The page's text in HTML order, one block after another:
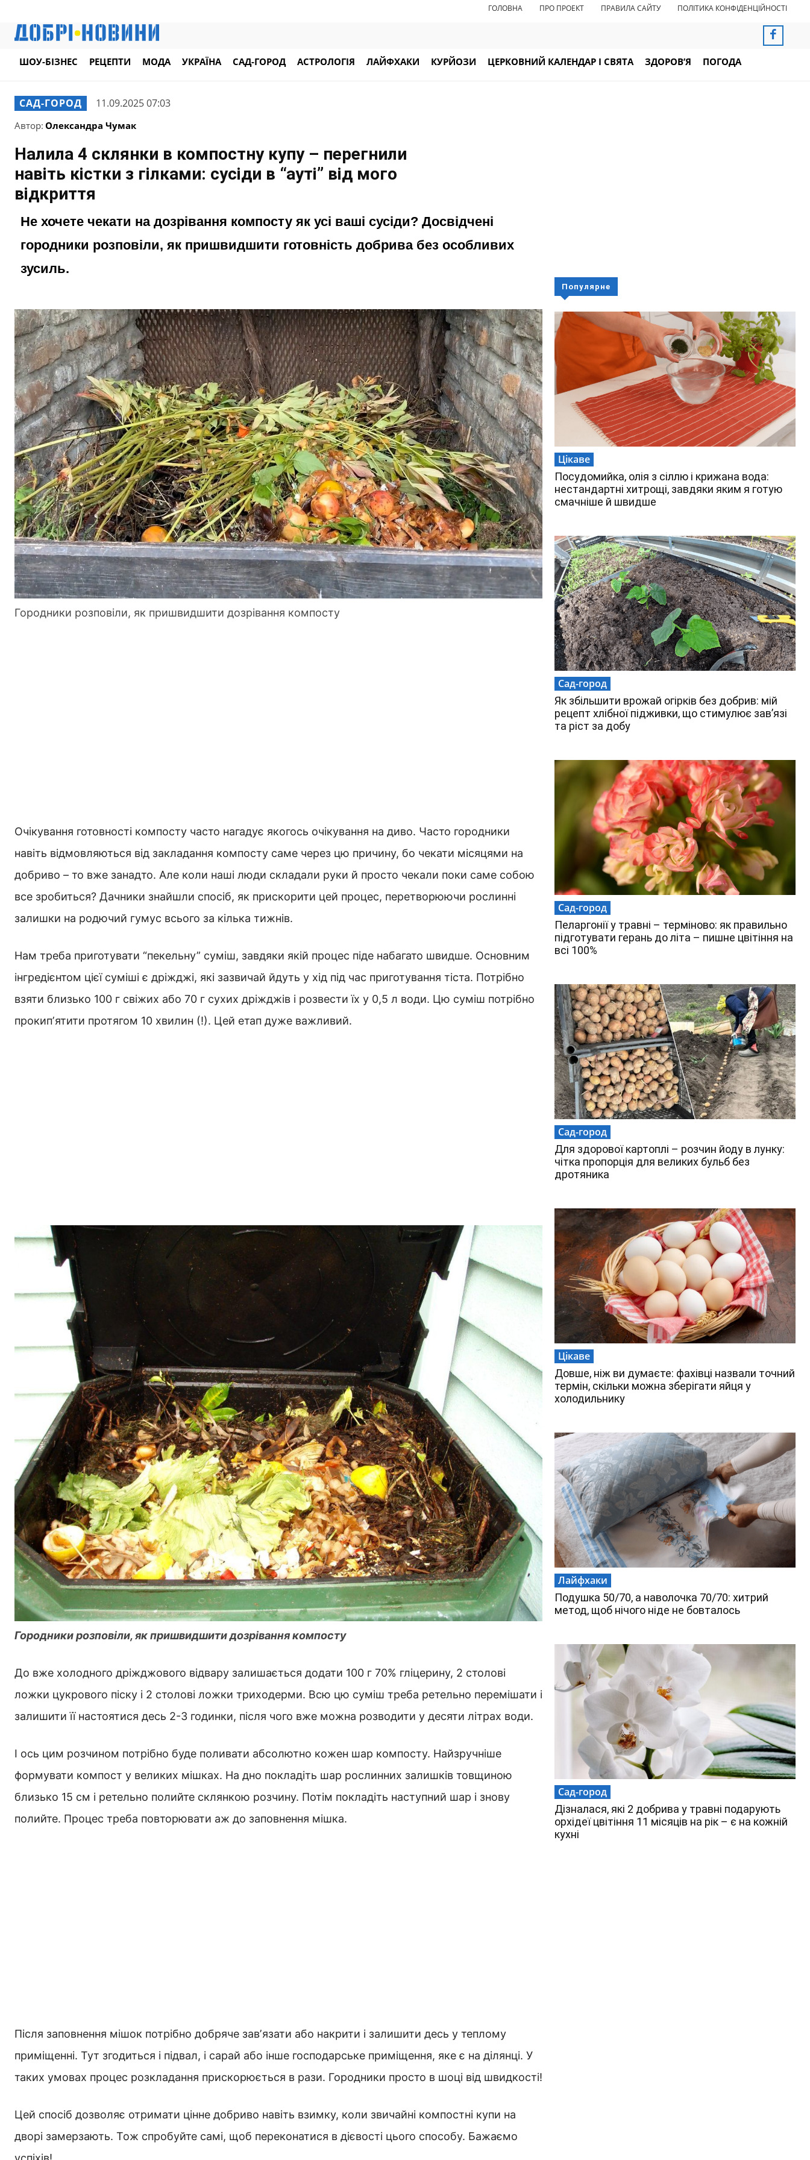
ГОЛОВНА ПРО ПРОЕКТ ПРАВИЛА САЙТУ ПОЛІТИКА КОНФІДЕНЦІЙНОСТІ
ШОУ-БІЗНЕС РЕЦЕПТИ МОДА УКРАЇНА САД-ГОРОД АСТРОЛОГІЯ ЛАЙФХАКИ КУРЙОЗИ ЦЕРКОВНИЙ КАЛЕНДАР І СВЯТА ЗДОРОВ’Я ПОГОДА
САД-ГОРОД 11.09.2025 07:03
Автор: Олександра Чумак
Налила 4 склянки в компостну купу – перегнили
навіть кістки з гілками: сусіди в “ауті” від мого
відкриття
Не хочете чекати на дозрівання компосту як усі ваші сусіди? Досвідчені
городники розповіли, як пришвидшити готовність добрива без особливих
зусиль.
Городники розповіли, як пришвидшити дозрівання компосту
Очікування готовності компосту часто нагадує якогось очікування на диво. Часто городники
навіть відмовляються від закладання компосту саме через цю причину, бо чекати місяцями на
добриво – то вже занадто. Але коли наші люди складали руки й просто чекали поки саме собою
все зробиться? Дачники знайшли спосіб, як прискорити цей процес, перетворюючи рослинні
залишки на родючий гумус всього за кілька тижнів.
Нам треба приготувати “пекельну” суміш, завдяки якій процес піде набагато швидше. Основним
інгредієнтом цієї суміші є дріжджі, які зазвичай йдуть у хід під час приготування тіста. Потрібно
взяти близько 100 г свіжих або 70 г сухих дріжджів і розвести їх у 0,5 л води. Цю суміш потрібно
прокипʼятити протягом 10 хвилин (!). Цей етап дуже важливий.
Городники розповіли, як пришвидшити дозрівання компосту
До вже холодного дріжджового відвару залишається додати 100 г 70% гліцерину, 2 столові
ложки цукрового піску і 2 столові ложки триходерми. Всю цю суміш треба ретельно перемішати і
залишити її настоятися десь 2-3 годинки, після чого вже можна розводити у десяти літрах води.
І ось цим розчином потрібно буде поливати абсолютно кожен шар компосту. Найзручніше
формувати компост у великих мішках. На дно покладіть шар рослинних залишків товщиною
близько 15 см і ретельно полийте склянкою розчину. Потім покладіть наступний шар і знову
полийте. Процес треба повторювати аж до заповнення мішка.
Після заповнення мішок потрібно добряче завʼязати або накрити і залишити десь у теплому
приміщенні. Тут згодиться і підвал, і сарай або інше господарське приміщення, яке є на ділянці. У
таких умовах процес розкладання прискорюється в рази. Городники просто в шоці від швидкості!
Цей спосіб дозволяє отримати цінне добриво навіть взимку, коли звичайні компостні купи на
дворі замерзають. Тож спробуйте самі, щоб переконатися в дієвості цього способу. Бажаємо
Популярне
Цікаве
Посудомийка, олія з сіллю і крижана вода:
нестандартні хитрощі, завдяки яким я готую
смачніше й швидше
Сад-город
Як збільшити врожай огірків без добрив: мій
рецепт хлібної підживки, що стимулює зав’язі
та ріст за добу
Сад-город
Пеларгонії у травні – терміново: як правильно
підготувати герань до літа – пишне цвітіння на
всі 100%
Сад-город
Для здорової картоплі – розчин йоду в лунку:
чітка пропорція для великих бульб без
дротяника
Цікаве
Довше, ніж ви думаєте: фахівці назвали точний
термін, скільки можна зберігати яйця у
холодильнику
Лайфхаки
Подушка 50/70, а наволочка 70/70: хитрий
метод, щоб нічого ніде не бовталось
Сад-город
Дізналася, які 2 добрива у травні подарують
орхідеї цвітіння 11 місяців на рік – є на кожній
кухні